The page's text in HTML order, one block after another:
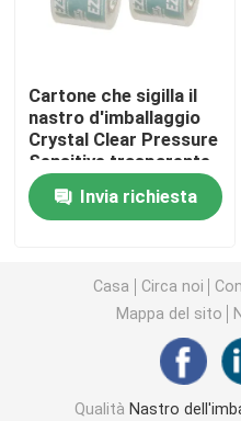
Pellicola trasparente
film dell'involucro di
Contenitori di alimento
Kraft di nastro di carta
Cartone che sigilla il
nastro d'imballaggio
Crystal Clear Pressure
Sensitive trasparente
di BOPP
Invia richiesta
Casa Circa noi
Mappa del sito
Qualità Nastro